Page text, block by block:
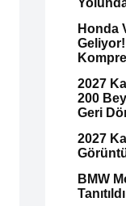
Honda
2027
200
Geri
2027
BMW